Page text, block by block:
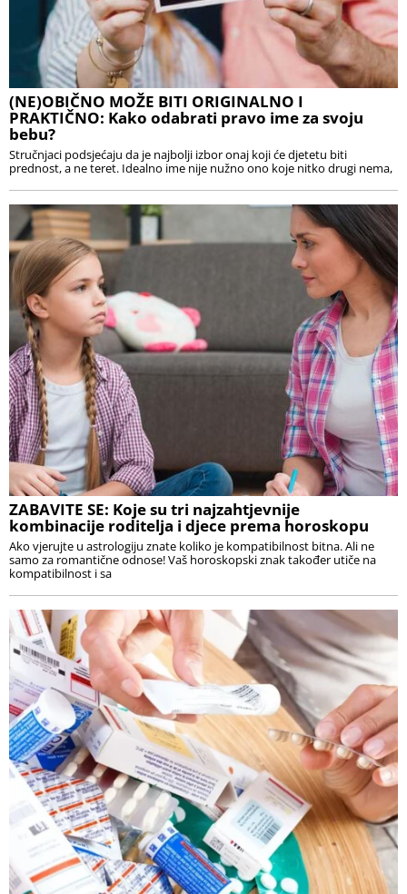
(NE)OBIČNO MOŽE BITI ORIGINALNO I
PRAKTIČNO: Kako odabrati pravo ime za svoju
bebu?
Stručnjaci podsjećaju da je najbolji izbor onaj koji će djetetu biti
prednost, a ne teret. Idealno ime nije nužno ono koje nitko drugi nema,
ZABAVITE SE: Koje su tri najzahtjevnije
kombinacije roditelja i djece prema horoskopu
Ako vjerujte u astrologiju znate koliko je kompatibilnost bitna. Ali ne
samo za romantične odnose! Vaš horoskopski znak također utiče na
kompatibilnost i sa